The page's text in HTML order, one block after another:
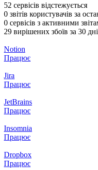
52 сервісів відстежується
0 звітів користувачів за
0 сервісів з активними
29 вирішених збоїв за 30
Notion
Працює
Jira
Працює
JetBrains
Працює
Insomnia
Працює
Dropbox
Працює